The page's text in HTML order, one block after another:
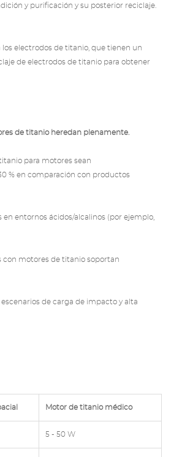
y purificación y su posterior reciclaje.
los electrodos de titanio, que tienen un
de electrodos de titanio para obtener
de titanio heredan plenamente.
para motores sean
% en comparación con productos
entornos ácidos/alcalinos (por ejemplo,
con motores de titanio soportan
de carga de impacto y alta
Motor de titanio médico
5 - 50 W